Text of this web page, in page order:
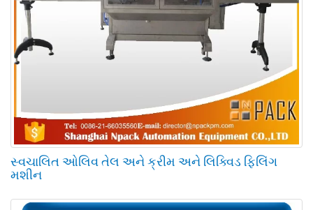
સ્વચાલિત ઓલિવ તેલ અને ક્રીમ અને લિક્વિડ ફિલિંગ
મશીન